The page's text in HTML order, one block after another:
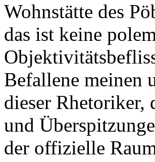
Wohnstätte des
das ist keine
Befallene meinen
dieser Rhetoriker,
und
der offizielle